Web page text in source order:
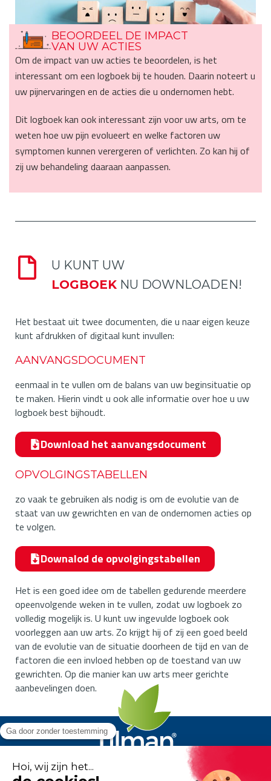
BEOORDEEL DE IMPACT
VAN UW ACTIES
Om de impact van uw acties te beoordelen, is het
interessant om een logboek bij te houden. Daarin noteert u
uw pijnervaringen en de acties die u ondernomen hebt.
Dit logboek kan ook interessant zijn voor uw arts, om te
weten hoe uw pijn evolueert en welke factoren uw
symptomen kunnen verergeren of verlichten. Zo kan hij of
zij uw behandeling daaraan aanpassen.
U KUNT UW
LOGBOEK NU DOWNLOADEN!
Het bestaat uit twee documenten, die u naar eigen keuze
kunt afdrukken of digitaal kunt invullen:
AANVANGSDOCUMENT
eenmaal in te vullen om de balans van uw beginsituatie op
te maken. Hierin vindt u ook alle informatie over hoe u uw
logboek best bijhoudt.
Download het aanvangsdocument
OPVOLGINGSTABELLEN
zo vaak te gebruiken als nodig is om de evolutie van de
staat van uw gewrichten en van de ondernomen acties op
te volgen.
Downalod de opvolgingstabellen
Het is een goed idee om de tabellen gedurende meerdere
opeenvolgende weken in te vullen, zodat uw logboek zo
volledig mogelijk is. U kunt uw ingevulde logboek ook
voorleggen aan uw arts. Zo krijgt hij of zij een goed beeld
van de evolutie van de situatie doorheen de tijd en van de
factoren die een invloed hebben op de toestand van uw
gewrichten. Op die manier kan uw arts meer gerichte
aanbevelingen doen.
Flexofytol laboratoire Tilman
Tous droits réservés. © 2026 Tilman